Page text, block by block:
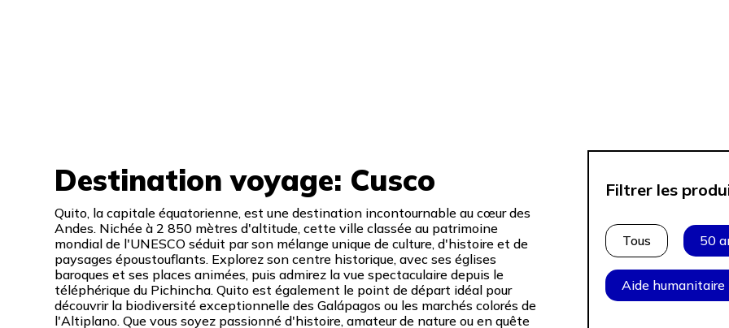
Destination voyage: Cusco
Quito, la capitale équatorienne, est une destination incontournable au cœur des
Andes. Nichée à 2 850 mètres d'altitude, cette ville classée au patrimoine
mondial de l'UNESCO séduit par son mélange unique de culture, d'histoire et de
paysages époustouflants. Explorez son centre historique, avec ses églises
baroques et ses places animées, puis admirez la vue spectaculaire depuis le
téléphérique du Pichincha. Quito est également le point de départ idéal pour
découvrir la biodiversité exceptionnelle des Galápagos ou les marchés colorés de
l'Altiplano. Que vous soyez passionné d'histoire, amateur de nature ou en quête
Filtrer les
Tous 50
Aide humanitaire